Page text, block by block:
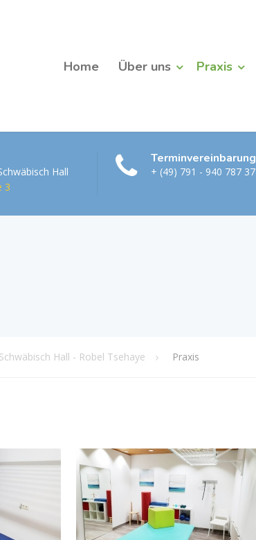
Home Über uns Praxis
Hall
3
Terminvereinbarung
+ (49) 791 - 940 787 37
Hall - Robel Tsehaye Praxis